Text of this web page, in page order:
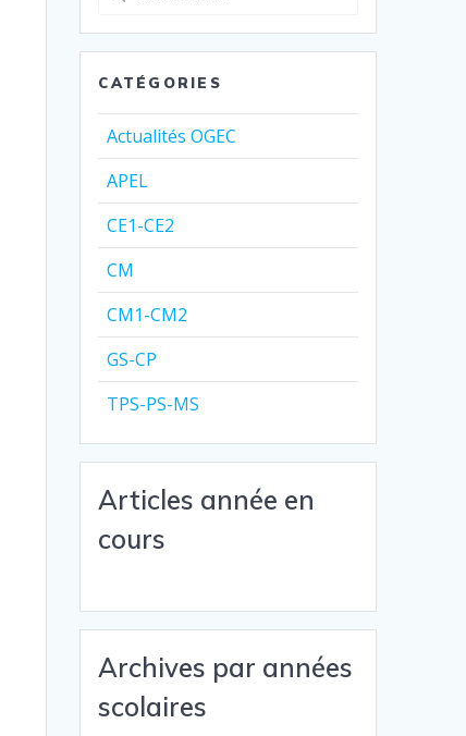
CATÉGORIES
Actualités OGEC
APEL
CE1-CE2
CM
CM1-CM2
GS-CP
TPS-PS-MS
Articles année en
cours
Archives par années
scolaires